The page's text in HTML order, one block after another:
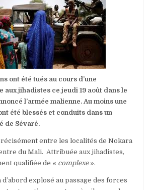
ont été tués au cours d’une
aux jihadistes ce jeudi 19 août dans le
l’armée malienne. Au moins une
été blessés et conduits dans un
de Sévaré.
entre les localités de Nokara
du Mali. Attribuée aux jihadistes,
qualifiée de « complexe».
explosé au passage des forces